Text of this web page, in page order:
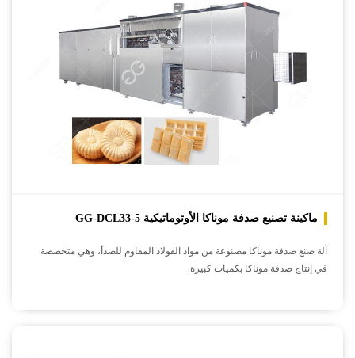
ماكينة تصنيع صدفة موناكا الأوتوماتيكية GG-DCL33-5
آلة صنع صدفة موناكا مصنوعة من مواد الفولاذ المقاوم للصدأ، وهي متخصصة
في إنتاج صدفة موناكا بكميات كبيرة.